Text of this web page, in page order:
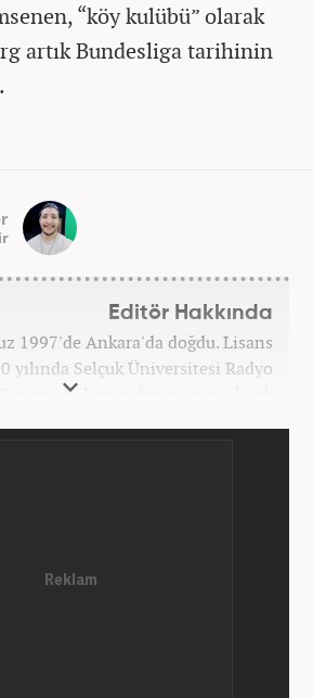
“köy kulübü” olarak
artık Bundesliga tarihinin
Editör Hakkında
1997'de Ankara'da doğdu. Lisans
yılında Selçuk Üniversitesi Radyo
Sinema bölümünden mezun olarak